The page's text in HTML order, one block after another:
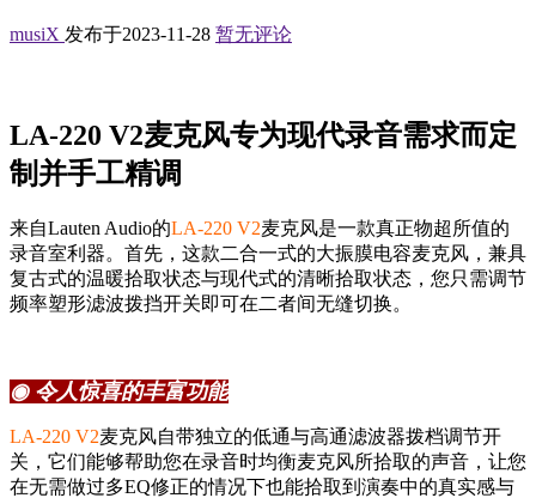
musiX 发布于2023-11-28 暂无评论
LA-220 V2麦克风专为现代录音需求而定
制并手工精调
来自Lauten Audio的LA-220 V2麦克风是一款真正物超所值的
录音室利器。首先，这款二合一式的大振膜电容麦克风，兼具
复古式的温暖拾取状态与现代式的清晰拾取状态，您只需调节
频率塑形滤波拨挡开关即可在二者间无缝切换。
◉ 令人惊喜的丰富功能
LA-220 V2麦克风自带独立的低通与高通滤波器拨档调节开
关，它们能够帮助您在录音时均衡麦克风所拾取的声音，让您
在无需做过多EQ修正的情况下也能拾取到演奏中的真实感与